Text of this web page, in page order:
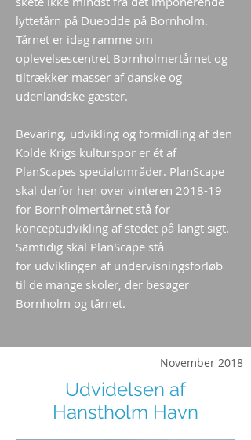
lyttetårn på Dueodde på Bornholm.
Tårnet er idag ramme om
oplevelsescentret Bornholmertårnet og
tiltrækker masser af danske og
udenlandske gæster.
Bevaring, udvikling og formidling af den
Kolde Krigs kulturspor er ét af
PlanScapes specialområder. PlanScape
skal derfor hen over vinteren 2018-19
for Bornholmertårnet stå for
konceptudvikling af stedet på langt sigt.
Samtidig skal PlanScape stå
for udviklingen af undervisningsforløb
til de mange skoler, der besøger
Bornholm og tårnet.
November 2018
Udvidelsen af
Hanstholm Havn